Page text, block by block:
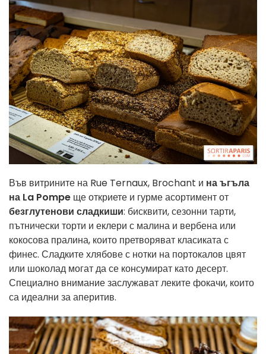
Във витрините на Rue Ternaux, Brochant и на ъгъла
на La Pompe ще откриете и гурме асортимент от
безглутенови сладкиши: бисквити, сезонни тарти,
пътнически торти и еклери с малина и вербена или
кокосова пралина, които претворяват класиката с
финес. Сладките хлябове с нотки на портокалов цвят
или шоколад могат да се консумират като десерт.
Специално внимание заслужават леките фокачи, които
са идеални за аперитив.